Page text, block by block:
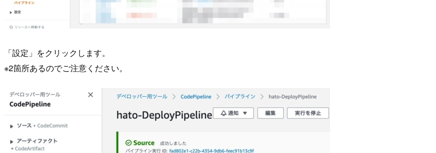
「設定」をクリックします。
※2箇所あるのでご注意ください。